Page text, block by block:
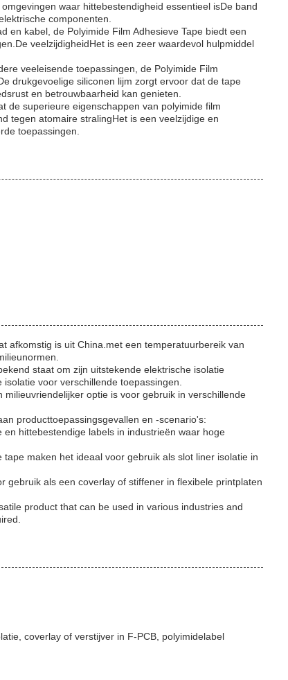
waar hittebestendigheid essentieel isDe band
componenten.
en kabel, de Polyimide Film Adhesieve Tape biedt een
veelzijdigheidHet is een zeer waardevol hulpmiddel
veeleisende toepassingen, de Polyimide Film
drukgevoelige siliconen lijm zorgt ervoor dat de tape
en betrouwbaarheid kan genieten.
de superieure eigenschappen van polyimide film
tegen atomaire stralingHet is een veelzijdige en
toepassingen.
afkomstig is uit China.met een temperatuurbereik van
staat om zijn uitstekende elektrische isolatie
voor verschillende toepassingen.
optie is voor gebruik in verschillende
producttoepassingsgevallen en -scenario's:
hittebestendige labels in industrieën waar hoge
maken het ideaal voor gebruik als slot liner isolatie in
gebruik als een coverlay of stiffener in flexibele printplaten
product that can be used in various industries and
coverlay of verstijver in F-PCB, polyimidelabel